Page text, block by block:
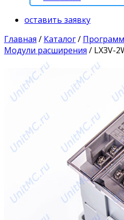
оставить заявку
Главная / Каталог/
Модули расширения / LX3V-